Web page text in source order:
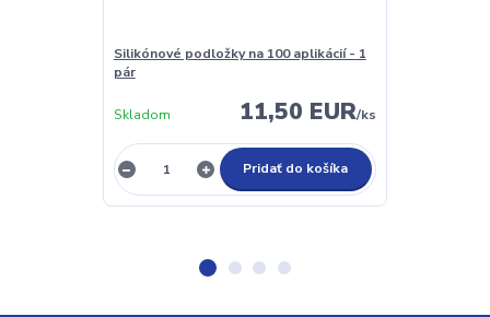
Silikónové podložky na 100 aplikácií - 1
pár
11,50 EUR/ks
Skladom
Pridať do košíka